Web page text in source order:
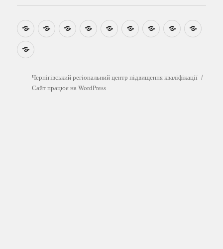
НовиниНавчально-
методичні
Ми
на
Звіти Про
центр
План
графік
Розумовські
зустрічі
Реєстрація
Які
безоплатні
можна
пройти
у
Чернігівський регіональний центр підвищення кваліфікації
Сайт працює на WordPress